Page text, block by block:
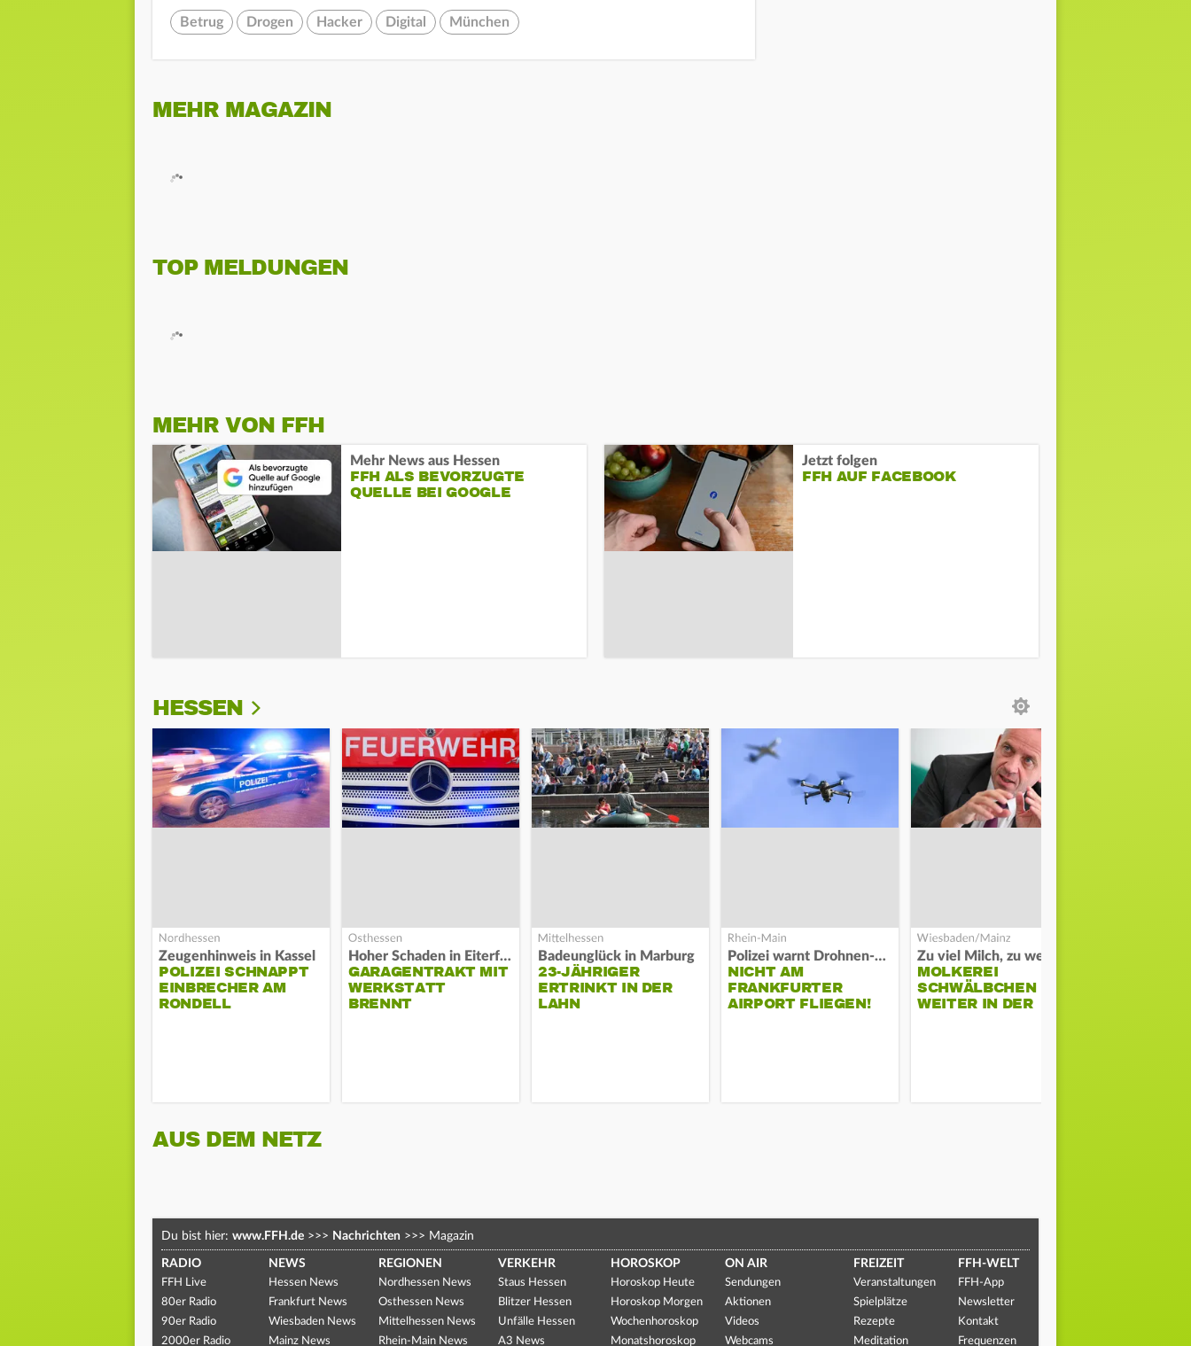
Betrug Drogen Hacker Digital München
MEHR MAGAZIN
TOP MELDUNGEN
MEHR VON FFH
Mehr News aus Hessen
FFH ALS BEVORZUGTE
QUELLE BEI GOOGLE
Jetzt folgen
FFH AUF FACEBOOK
HESSEN
Zeugenhinweis in Kassel
POLIZEI SCHNAPPT
EINBRECHER AM
RONDELL
Hoher Schaden in Eiterfeld
GARAGENTRAKT MIT
WERKSTATT
BRENNT
Badeunglück in Marburg
23-JÄHRIGER
ERTRINKT IN DER
LAHN
Polizei warnt Drohnen-Besitzer
NICHT AM
FRANKFURTER
AIRPORT FLIEGEN!
MOLKEREI
SCHWÄLBCHEN
WEITER IN DER
AUS DEM NETZ
Du bist hier: www.FFH.de >>> Nachrichten >>> Magazin
RADIO
FFH Live
80er Radio
90er Radio
2000er Radio
NEWS
Hessen News
Frankfurt News
Wiesbaden News
Mainz News
REGIONEN
Nordhessen News
Osthessen News
Mittelhessen News
Rhein-Main News
VERKEHR
Staus Hessen
Blitzer Hessen
Unfälle Hessen
A3 News
HOROSKOP
Horoskop Heute
Horoskop Morgen
Wochenhoroskop
Monatshoroskop
ON AIR
Sendungen
Aktionen
Videos
Webcams
FREIZEIT
Veranstaltungen
Spielplätze
Rezepte
Meditation
FFH-WELT
FFH-App
Newsletter
Kontakt
Frequenzen